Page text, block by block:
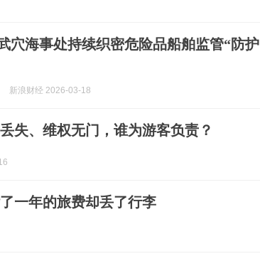
穴海事处持续织密危险品船舶监管“防护
新浪财经 2026-03-18
失、维权无门，谁为游客负责？
一年的旅费却丢了行李